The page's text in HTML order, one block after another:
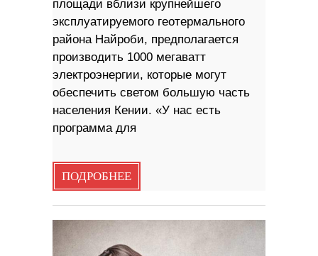
площади вблизи крупнейшего
эксплуатируемого геотермального
района Найроби, предполагается
производить 1000 мегаватт
электроэнергии, которые могут
обеспечить светом большую часть
населения Кении. «У нас есть
программа для
ПОДРОБНЕЕ